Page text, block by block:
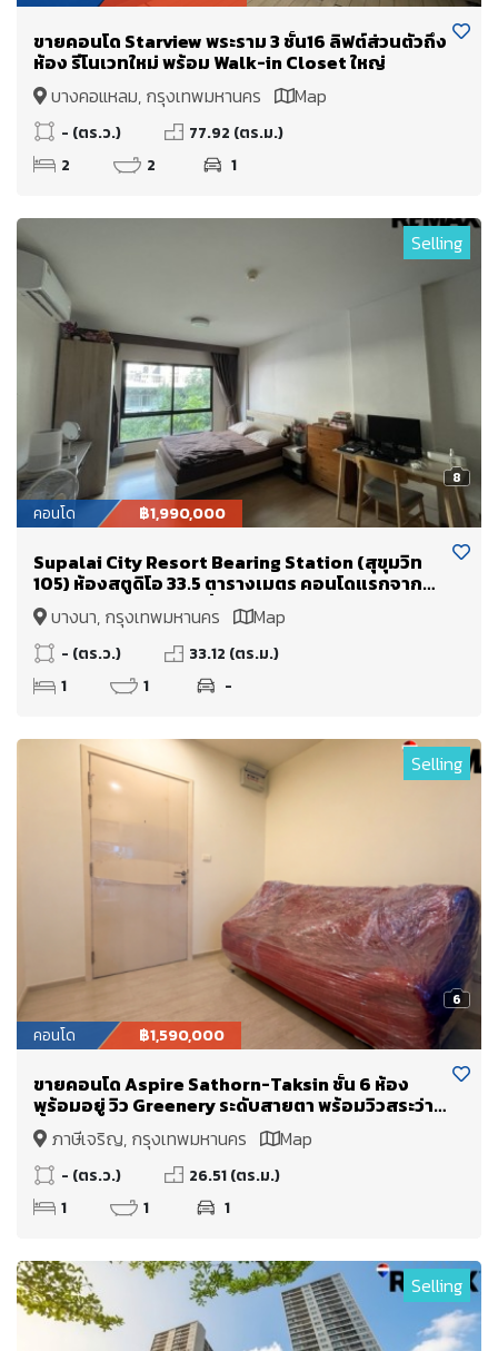
ขายคอนโด Starview พระราม 3 ชั้น16 ลิฟต์ส่วนตัวถึง
ห้อง รีโนเวทใหม่ พร้อม Walk-in Closet ใหญ่
บางคอแหลม, กรุงเทพมหานคร
Map
- (ตร.ว.)
77.92 (ตร.ม.)
2
2 1
8
Selling
คอนโด ฿1,990,000
Supalai City Resort Bearing Station (สุขุมวิท
105) ห้องสตูดิโอ 33.5 ตารางเมตร คอนโดแรกจาก
ปากซอย!! ลงBTS แบริ่งถึงซอยเลย
บางนา, กรุงเทพมหานคร Map
- (ตร.ว.)
33.12 (ตร.ม.)
1
1 -
6
Selling
คอนโด ฿1,590,000
ขายคอนโด Aspire Sathorn-Taksin ชั้น 6 ห้อง
พร้อมอยู่ วิว Greenery ระดับสายตา พร้อมวิวสระว่าย
น้ำ ภาษีเจริญ, กรุงเทพมหานคร Map
- (ตร.ว.)
26.51 (ตร.ม.)
1
1 1
Selling